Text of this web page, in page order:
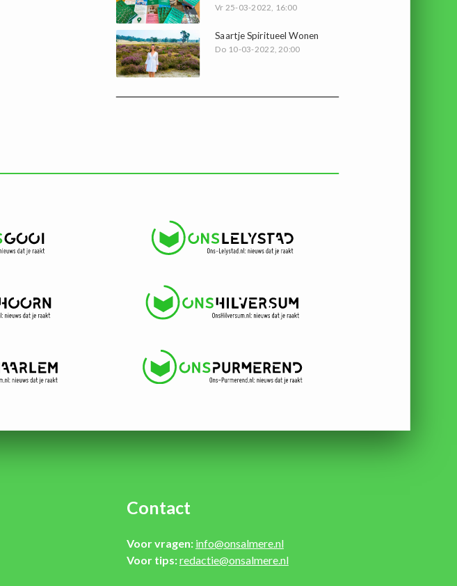
Vr 25-03-2022, 16:00
Saartje Spiritueel Wonen
Do 10-03-2022, 20:00
Contact
Voor vragen: info@onsalmere.nl
Voor tips:redactie@onsalmere.nl